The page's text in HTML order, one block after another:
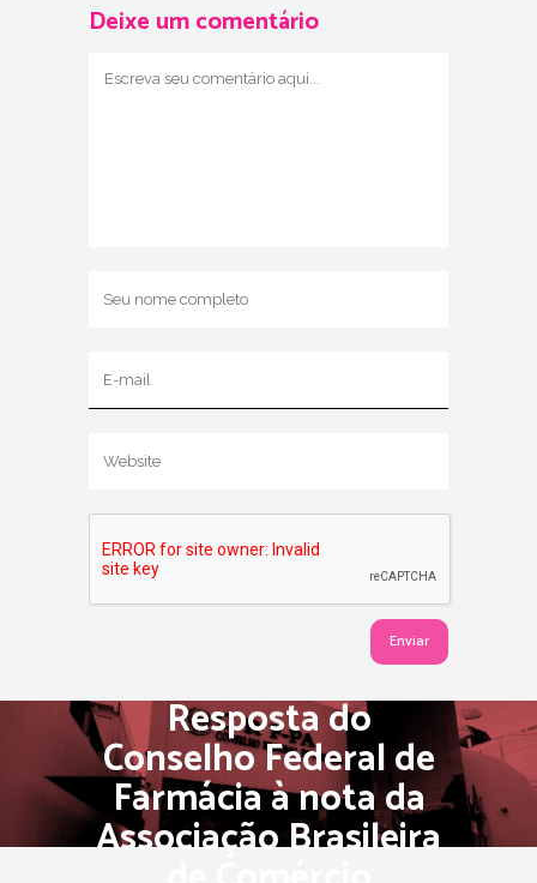
Deixe um comentário
Resposta do
Conselho Federal de
Farmácia à nota da
Associação Brasileira